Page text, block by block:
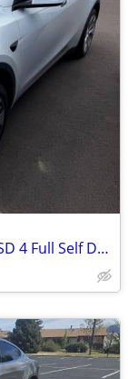
2024 Tesla Model Y Long Range AWD FSD 4 Full Self Driving 4